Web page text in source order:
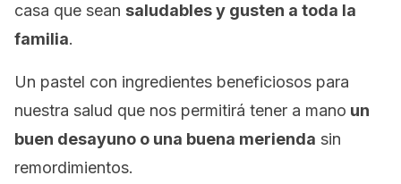
casa que sean saludables y gusten a toda la
familia.
Un pastel con ingredientes beneficiosos para
nuestra salud que nos permitirá tener a mano un
buen desayuno o una buena merienda sin
remordimientos.